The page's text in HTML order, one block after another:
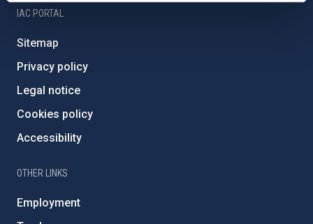
IAC PORTAL
Sitemap
Privacy policy
Legal notice
Cookies policy
Accessibility
OTHER LINKS
Employment